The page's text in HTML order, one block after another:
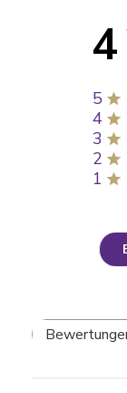
4
5
4
3
2
1